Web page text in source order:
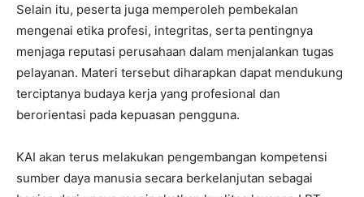
Selain itu, peserta juga memperoleh pembekalan
mengenai etika profesi, integritas, serta pentingnya
menjaga reputasi perusahaan dalam menjalankan tugas
pelayanan. Materi tersebut diharapkan dapat mendukung
terciptanya budaya kerja yang profesional dan
berorientasi pada kepuasan pengguna.
KAI akan terus melakukan pengembangan kompetensi
sumber daya manusia secara berkelanjutan sebagai